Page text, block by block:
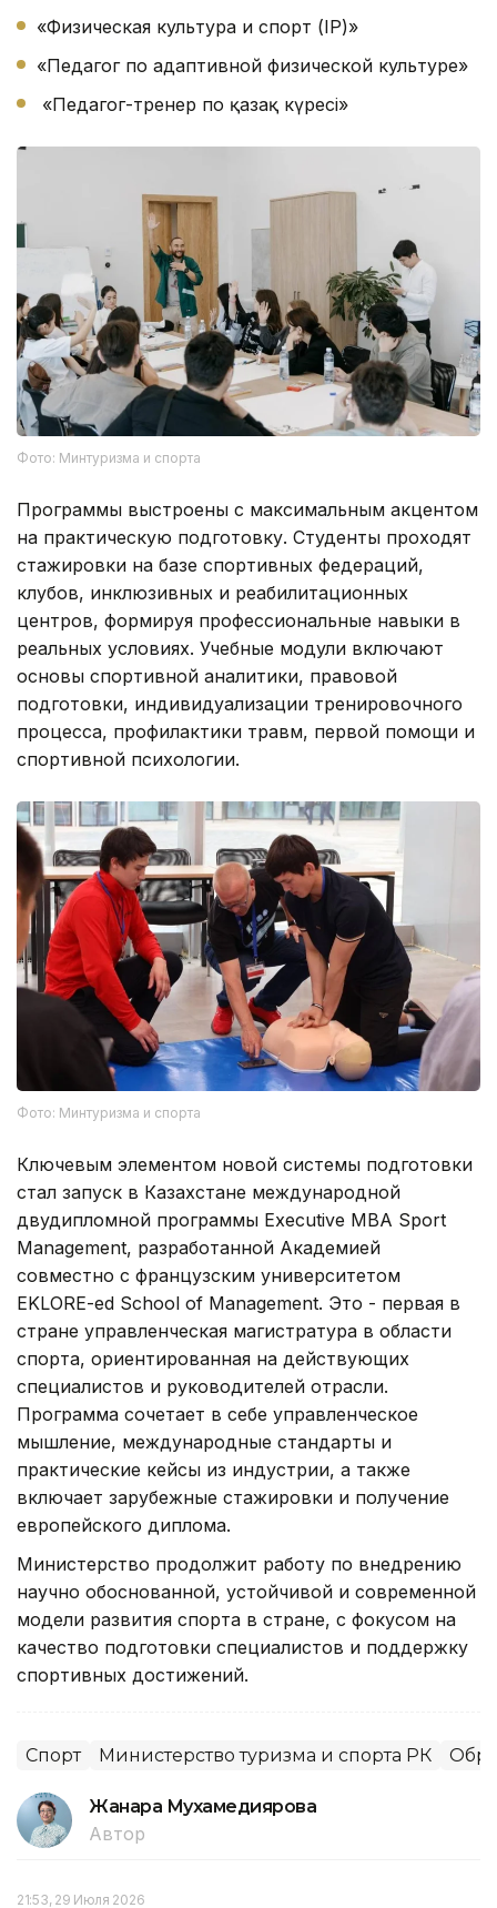
«Физическая культура и спорт (IP)»
«Педагог по адаптивной физической культуре»
«Педагог-тренер по қазақ күресі»
Фото: Минтуризма и спорта
Программы выстроены с максимальным акцентом
на практическую подготовку. Студенты проходят
стажировки на базе спортивных федераций,
клубов, инклюзивных и реабилитационных
центров, формируя профессиональные навыки в
реальных условиях. Учебные модули включают
основы спортивной аналитики, правовой
подготовки, индивидуализации тренировочного
процесса, профилактики травм, первой помощи и
спортивной психологии.
Фото: Минтуризма и спорта
Ключевым элементом новой системы подготовки
стал запуск в Казахстане международной
двудипломной программы Executive MBA Sport
Management, разработанной Академией
совместно с французским университетом
EKLORE-ed School of Management. Это - первая в
стране управленческая магистратура в области
спорта, ориентированная на действующих
специалистов и руководителей отрасли.
Программа сочетает в себе управленческое
мышление, международные стандарты и
практические кейсы из индустрии, а также
включает зарубежные стажировки и получение
европейского диплома.
Министерство продолжит работу по внедрению
научно обоснованной, устойчивой и современной
модели развития спорта в стране, с фокусом на
качество подготовки специалистов и поддержку
спортивных достижений.
Спорт Министерство туризма и спорта РК
Жанара Мухамедиярова
Автор
21:53, 29 Июля 2026